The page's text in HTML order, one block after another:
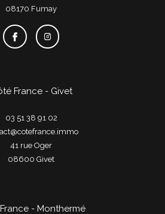
08170
fumay
France - Givet
03 51 38 91 02
41 rue Oger
08600
givet
- Monthermé